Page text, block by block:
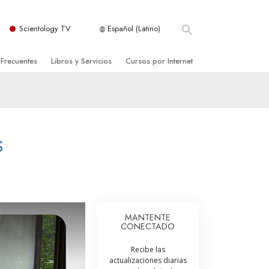
Scientology TV Español (Latino)
de Scientology
Libros y Servicios
Introductorias
Cursos por Internet
La Integridad y la Honestidad
El Matrimonio
La Escala Tonal Emocional
MANTENTE
CONECTADO
Recibe las
actualizaciones diarias